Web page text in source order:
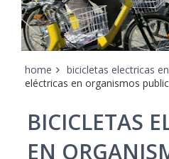
home bicicletas electricas
eléctricas en organismos
BICICLETAS
EN